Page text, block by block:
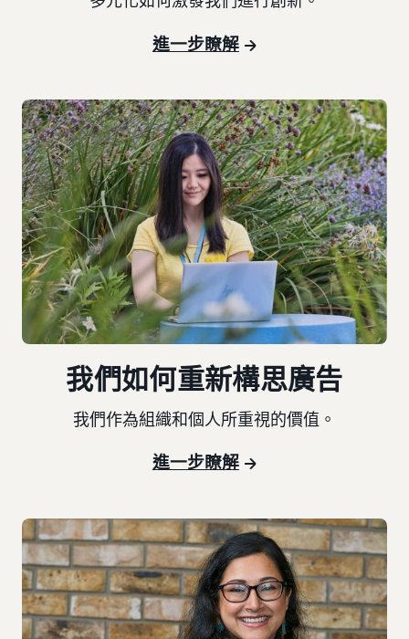
進一步瞭解
我們如何重新構思廣告
我們作為組織和個人所重視的價值。
進一步瞭解